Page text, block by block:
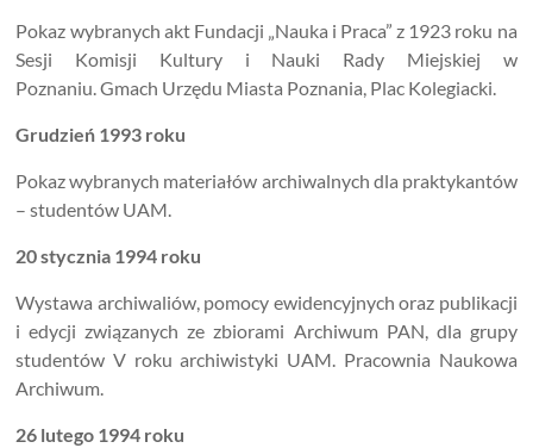
Pokaz wybranych akt Fundacji „Nauka i Praca” z 1923 roku na
Sesji Komisji Kultury i Nauki Rady Miejskiej w
Poznaniu. Gmach Urzędu Miasta Poznania, Plac Kolegiacki.
Grudzień 1993 roku
Pokaz wybranych materiałów archiwalnych dla praktykantów
– studentów UAM.
20 stycznia 1994 roku
Wystawa archiwaliów, pomocy ewidencyjnych oraz publikacji
i edycji związanych ze zbiorami Archiwum PAN, dla grupy
studentów V roku archiwistyki UAM. Pracownia Naukowa
Archiwum.
26 lutego 1994 roku